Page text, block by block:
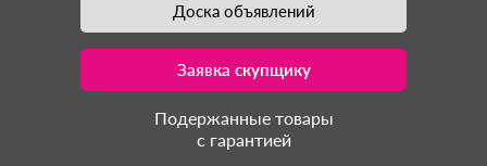
Доска объявлений
Заявка скупщику
Подержанные товары
с гарантией